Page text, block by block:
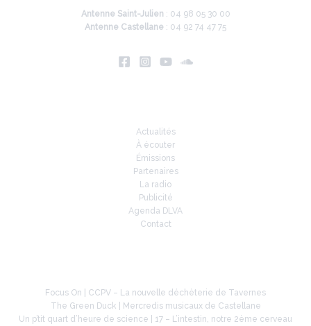
Antenne Saint-Julien : 04 98 05 30 00
Antenne Castellane : 04 92 74 47 75
Actualités
À écouter
Émissions
Partenaires
La radio
Publicité
Agenda DLVA
Contact
Focus On | CCPV – La nouvelle déchèterie de Tavernes
The Green Duck | Mercredis musicaux de Castellane
Un p’tit quart d’heure de science | 17 – L’intestin, notre 2ème cerveau